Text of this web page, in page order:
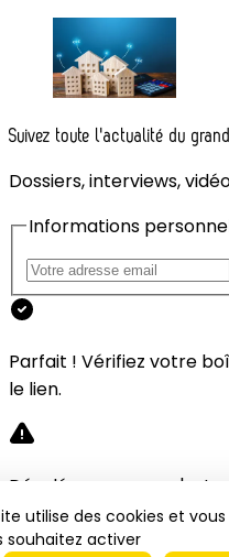
Suivez toute l'actualité du
Dossiers, interviews,
Informations
Parfait ! Vérifiez votre
le lien.
Désolé, une erreur s'est
Fermer
utilise des cookies et
souhaitez activer